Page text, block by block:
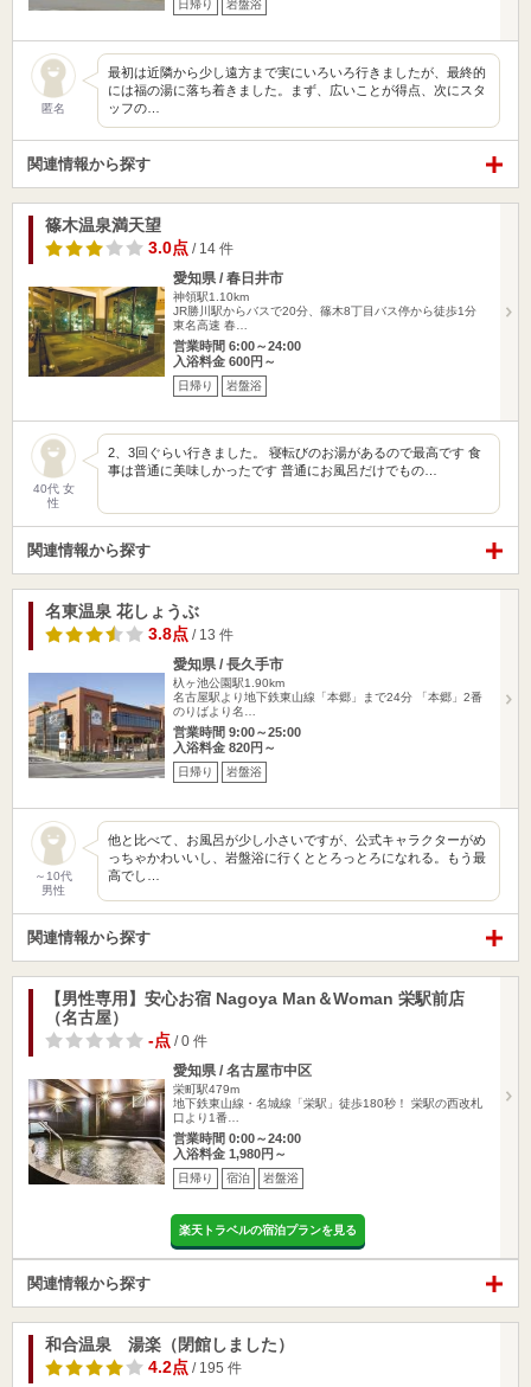
日帰り 岩盤浴
匿名
最初は近隣から少し遠方まで実にいろいろ行きましたが、最終的
には福の湯に落ち着きました。まず、広いことが得点、次にスタ
ッフの…
関連情報から探す
篠木温泉満天望
3.0点 / 14 件
愛知県 / 春日井市
神領駅1.10km
JR勝川駅からバスで20分、篠木8丁目バス停から徒歩1分
東名高速 春…
営業時間 6:00～24:00
入浴料金 600円～
日帰り 岩盤浴
40代 女
性
2、3回ぐらい行きました。 寝転びのお湯があるので最高です 食
事は普通に美味しかったです 普通にお風呂だけでもの…
関連情報から探す
名東温泉 花しょうぶ
3.8点 / 13 件
愛知県 / 長久手市
杁ヶ池公園駅1.90km
名古屋駅より地下鉄東山線「本郷」まで24分 「本郷」2番
のりばより名…
営業時間 9:00～25:00
入浴料金 820円～
日帰り 岩盤浴
～10代
男性
他と比べて、お風呂が少し小さいですが、公式キャラクターがめ
っちゃかわいいし、岩盤浴に行くととろっとろになれる。もう最
高でし…
関連情報から探す
【男性専用】安心お宿 Nagoya Man＆Woman 栄駅前店
（名古屋）
-点 / 0 件
愛知県 / 名古屋市中区
栄町駅479m
地下鉄東山線・名城線「栄駅」徒歩180秒！ 栄駅の西改札
口より1番…
営業時間 0:00～24:00
入浴料金 1,980円～
日帰り 宿泊 岩盤浴
楽天トラベルの宿泊プランを見る
関連情報から探す
和合温泉 湯楽（閉館しました）
4.2点 / 195 件